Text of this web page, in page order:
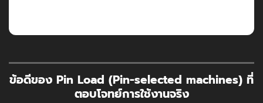
ข้อดีของ Pin Load (Pin-selected machines) ที่
ตอบโจทย์การใช้งานจริง